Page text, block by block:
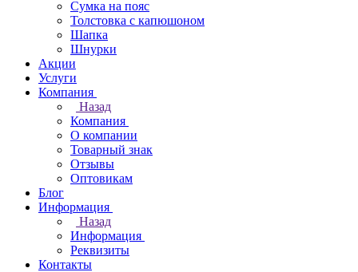
Сумка на пояс
Толстовка с капюшоном
Шапка
Шнурки
Акции
Услуги
Компания
Назад
Компания
О компании
Товарный знак
Отзывы
Оптовикам
Блог
Информация
Назад
Информация
Реквизиты
Контакты